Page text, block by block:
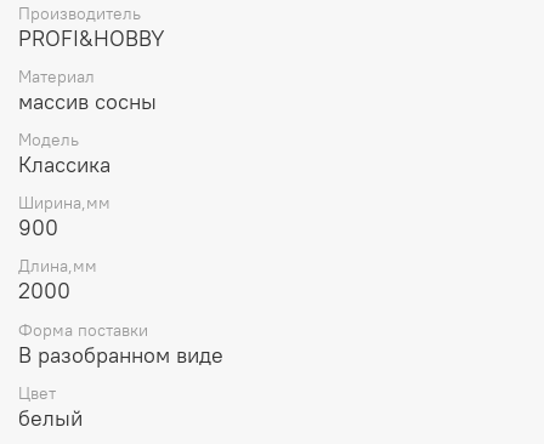
Производитель
PROFI&HOBBY
Материал
массив сосны
Модель
Классика
Ширина,мм
900
Длина,мм
2000
Форма поставки
В разобранном виде
Цвет
белый